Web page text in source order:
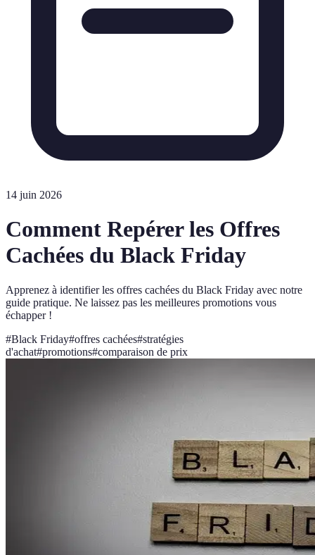
14 juin 2026
Comment Repérer les Offres
Cachées du Black Friday
Apprenez à identifier les offres cachées du Black Friday avec notre
guide pratique. Ne laissez pas les meilleures promotions vous
échapper !
#Black Friday#offres cachées#stratégies
d'achat#promotions#comparaison de prix